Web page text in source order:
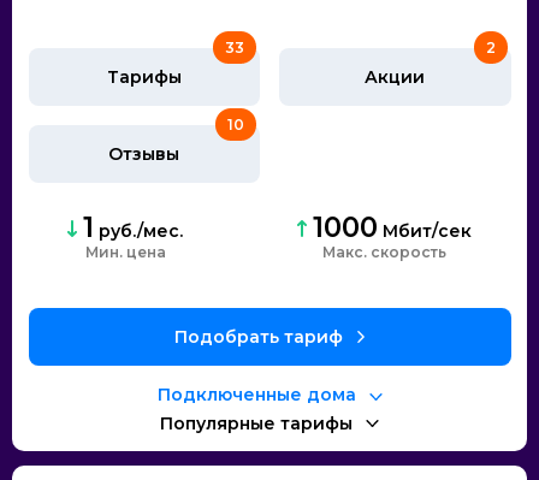
Тарифы
33
Акции
2
Отзывы
10
1 руб./мес.
Мин. цена
1000 Мбит/сек
Макс. скорость
Подобрать тариф
Подключенные дома
Популярные тарифы